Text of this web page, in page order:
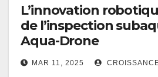
L’innovation
de l’inspection
Aqua-Drone
MAR 11, 2025